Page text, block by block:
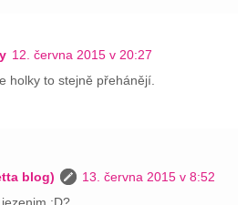
12. června 2015 v 20:27
holky to stejně přehánějí.
blog)
13. června 2015 v 8:52